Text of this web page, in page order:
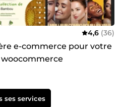
4,6 (36)
e-commerce pour votre
ses services